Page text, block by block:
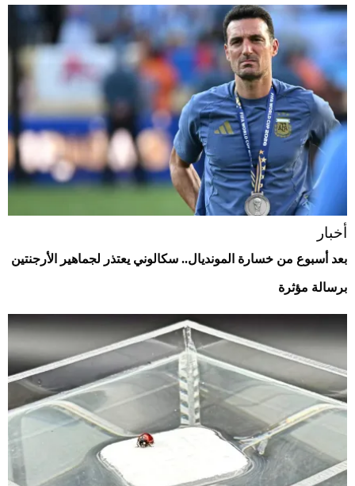
أخبار
بعد أسبوع من خسارة المونديال.. سكالوني يعتذر لجماهير الأرجنتين
برسالة مؤثرة